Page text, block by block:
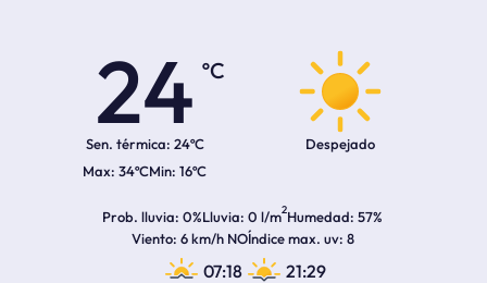
24
ºC
Sen. térmica: 24ºC
34ºC 16ºC
Despejado
Prob. lluvia 0%Lluvia 0 l/m2Humedad 57%
Viento 6 km/h NOÍndice max. uv 8
07:18 21:29